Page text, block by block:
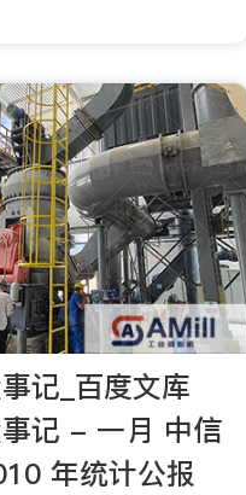
记_百度文库
记 - 一月 中信
年统计公报